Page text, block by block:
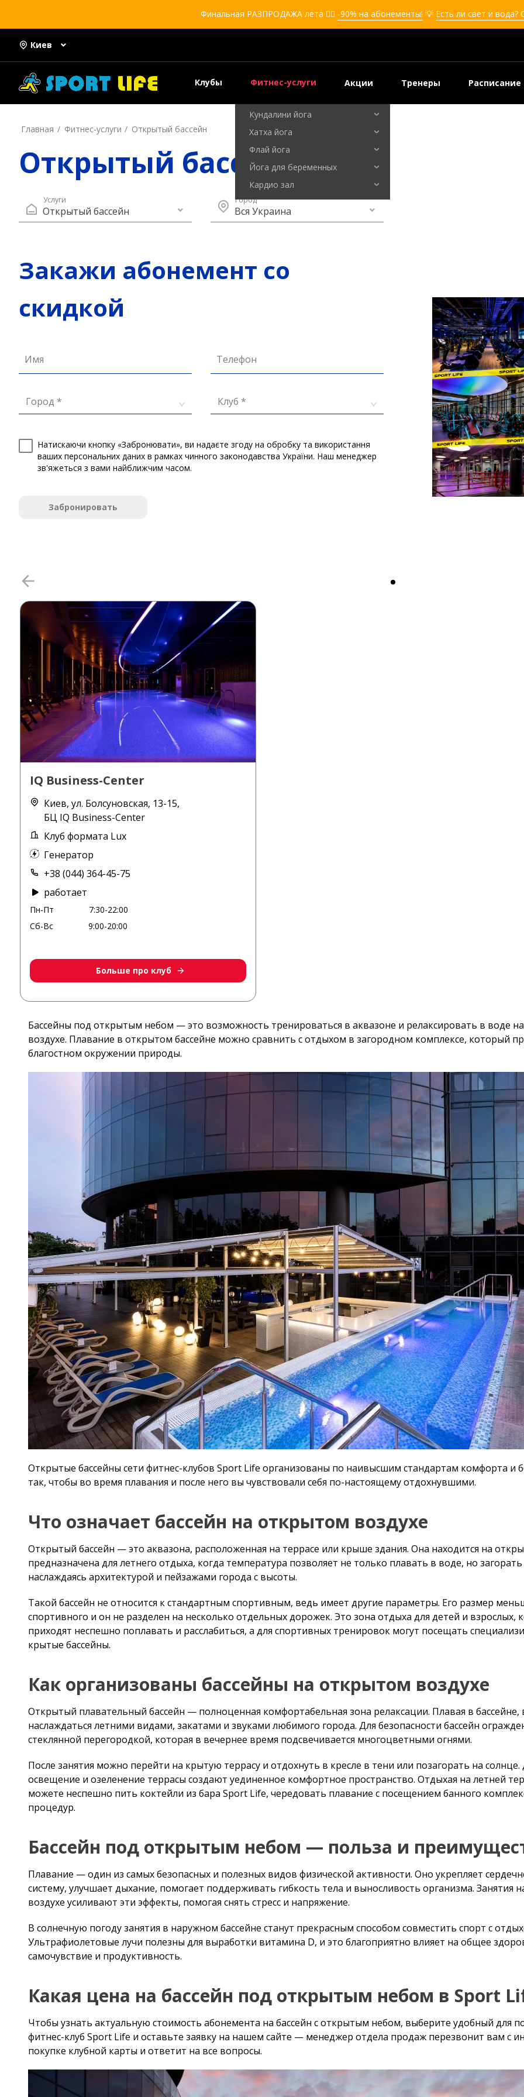
Финальная РАЗПРОДАЖА лета ❤️‍🔥-90% на абонементы! 💡 Есть ли свет и вода?
Киев
Клубы Фитнес-услуги
Кикбоксинг для девушек
Кикбоксинг для детей
Самооборона для девушек
Самооборона для детей
Кундалини йога
Хатха йога
Флай йога
Йога для беременных
Кардио зал
Акции Тренеры Расписание
Главная Фитнес-услуги Открытый бассейн
Открытый бассейн
Услуги
Открытый бассейн
Город
Вся Украина
Закажи абонемент со скидкой
Город * Клуб *
Натискаючи кнопку «Забронювати», ви надаєте згоду на обробку та використання ваших
Забронировать
IQ Business-Center
Киев, ул. Болсуновская, 13-15,
БЦ IQ Business-Center
Клуб формата Lux
Генератор
+38 (044) 364-45-75
работает
Пн-Пт
7:30-22:00
Сб-Вс
Больше про клуб
Плавание в открытом бассейне можно сравнить с отдыхом в загородном комплексе, который проходит в
Открытые бассейны сети фитнес-клубов Sport Life организованы по наивысшим стандартам комфорта и
во время плавания и после него вы чувствовали себя по-настоящему отдохнувшими.
Что означает бассейн на открытом воздухе
Открытый бассейн — это аквазона, расположенная на террасе или крыше здания. Она находится на открытом
предназначена для летнего отдыха, когда температура позволяет не только плавать в воде, но загорать на
Такой бассейн не относится к стандартным спортивным, ведь имеет другие параметры. Его размер меньше, чем у
он не разделен на несколько отдельных дорожек. Это зона отдыха для детей и взрослых, которые приходят
Как организованы бассейны на открытом воздухе
наслаждаться летними видами, закатами и звуками любимого города. Для безопасности бассейн огражден
стеклянной перегородкой, которая в вечернее время подсвечивается многоцветными огнями.
После занятия можно перейти на крытую террасу и отдохнуть в кресле в тени или позагорать на солнце.
освещение и озеленение террасы создают уединенное комфортное пространство. Отдыхая на летней террасе,
неспешно пить коктейли из бара Sport Life, чередовать плавание с посещением банного комплекса или SPA-
Бассейн под открытым небом — польза и
Плавание — один из самых безопасных и полезных видов физической активности. Оно укрепляет сердечно-
эффекты, помогая снять стресс и напряжение.
Ультрафиолетовые лучи полезны для выработки витамина D, и это благоприятно влияет на общее здоровье,
продуктивность.
Какая цена на бассейн под открытым небом в Sport Life
Чтобы узнать актуальную стоимость абонемента на бассейн с открытым небом, выберите удобный для
карты и ответит на все вопросы.